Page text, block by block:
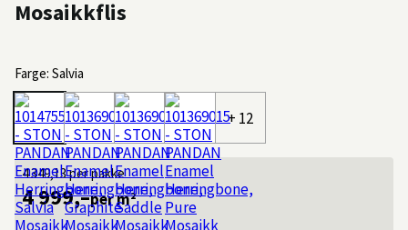
Mosaikkflis
Farge: Salvia
+ 12
4 349,13per pakke
4 999,–per m²